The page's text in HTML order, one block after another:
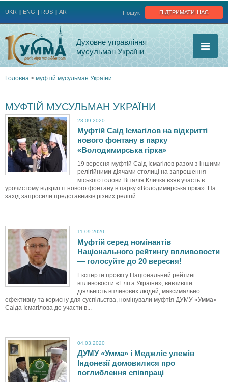
підтримати нас
Пошук
UKR ENG RUS AR
Духовне управління
мусульман України
є
тут
Головна > муфтій мусульман України
МУФТІЙ МУСУЛЬМАН УКРАЇНИ
23.09.2020
Муфтій Саід Ісмагілов на відкритті
нового фонтану в парку
«Володимирська гірка»
19 вересня муфтій Саід Ісмагілов разом з іншими
релігійними діячами столиці на запрошення
міського голови Віталія Кличка взяв участь в
урочистому відкритті нового фонтану в парку «Володимирська гірка». На
захід запросили представників різних релігій...
11.09.2020
Муфтій серед номінантів
Національного рейтингу впливовости
— голосуйте до 20 вересня!
Експерти проєкту Національний рейтинг
впливовости «Еліта України», вивчивши
діяльність впливових людей, максимально
ефективну та корисну для суспільства, номінували муфтія ДУМУ «Умма»
Саіда Ісмагілова до участи в...
04.03.2020
ДУМУ «Умма» і Меджліс улемів
Індонезії домовилися про
поглиблення співпраці